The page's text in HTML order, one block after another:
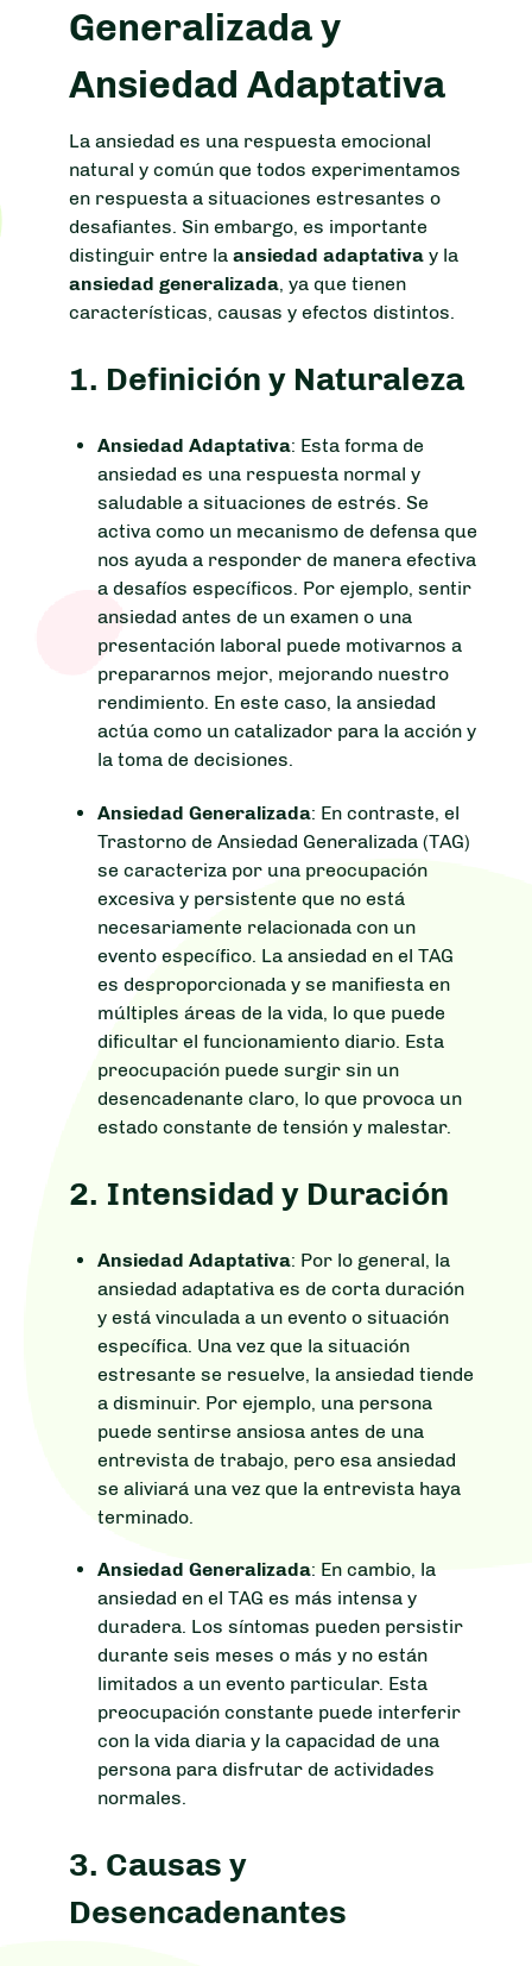
Generalizada y
Ansiedad Adaptativa
La ansiedad es una respuesta emocional
natural y común que todos experimentamos
en respuesta a situaciones estresantes o
desafiantes. Sin embargo, es importante
distinguir entre la ansiedad adaptativa y la
ansiedad generalizada, ya que tienen
características, causas y efectos distintos.
1. Definición y Naturaleza
Ansiedad Adaptativa: Esta forma de
ansiedad es una respuesta normal y
saludable a situaciones de estrés. Se
activa como un mecanismo de defensa que
nos ayuda a responder de manera efectiva
a desafíos específicos. Por ejemplo, sentir
ansiedad antes de un examen o una
presentación laboral puede motivarnos a
prepararnos mejor, mejorando nuestro
rendimiento. En este caso, la ansiedad
actúa como un catalizador para la acción y
la toma de decisiones.
Ansiedad Generalizada: En contraste, el
Trastorno de Ansiedad Generalizada (TAG)
se caracteriza por una preocupación
excesiva y persistente que no está
necesariamente relacionada con un
evento específico. La ansiedad en el TAG
es desproporcionada y se manifiesta en
múltiples áreas de la vida, lo que puede
dificultar el funcionamiento diario. Esta
preocupación puede surgir sin un
desencadenante claro, lo que provoca un
estado constante de tensión y malestar.
2. Intensidad y Duración
Ansiedad Adaptativa: Por lo general, la
ansiedad adaptativa es de corta duración
y está vinculada a un evento o situación
específica. Una vez que la situación
estresante se resuelve, la ansiedad tiende
a disminuir. Por ejemplo, una persona
puede sentirse ansiosa antes de una
entrevista de trabajo, pero esa ansiedad
se aliviará una vez que la entrevista haya
terminado.
Ansiedad Generalizada: En cambio, la
ansiedad en el TAG es más intensa y
duradera. Los síntomas pueden persistir
durante seis meses o más y no están
limitados a un evento particular. Esta
preocupación constante puede interferir
con la vida diaria y la capacidad de una
persona para disfrutar de actividades
normales.
3. Causas y
Desencadenantes